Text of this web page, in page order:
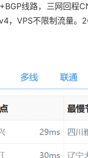
线路，三网回程
，VPS不限制流量。